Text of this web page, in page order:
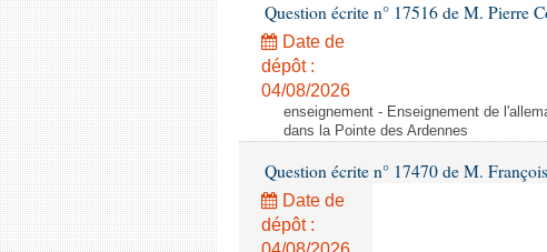
Question écrite n° 17516 de M. Pierre
Date de
dépôt :
04/08/2026
enseignement - Enseignement de
dans la Pointe des Ardennes
Question écrite n° 17470 de M.
Date de
dépôt :